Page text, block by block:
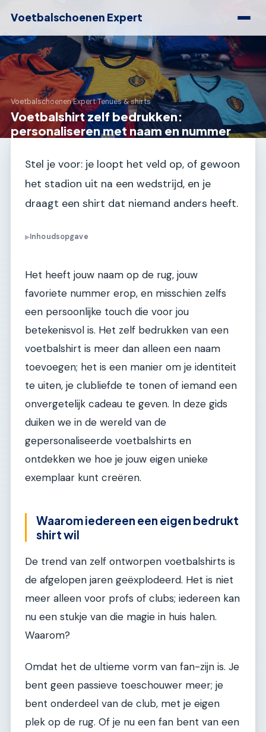
Voetbalschoenen Expert
Voetbalschoenen Expert›Tenues & shirts
Voetbalshirt zelf bedrukken:
personaliseren met naam en nummer
Stel je voor: je loopt het veld op, of gewoon
het stadion uit na een wedstrijd, en je
draagt een shirt dat niemand anders heeft.
▶Inhoudsopgave
Het heeft jouw naam op de rug, jouw
favoriete nummer erop, en misschien zelfs
een persoonlijke touch die voor jou
betekenisvol is. Het zelf bedrukken van een
voetbalshirt is meer dan alleen een naam
toevoegen; het is een manier om je identiteit
te uiten, je clubliefde te tonen of iemand een
onvergetelijk cadeau te geven. In deze gids
duiken we in de wereld van de
gepersonaliseerde voetbalshirts en
ontdekken we hoe je jouw eigen unieke
exemplaar kunt creëren.
Waarom iedereen een eigen bedrukt
shirt wil
De trend van zelf ontworpen voetbalshirts is
de afgelopen jaren geëxplodeerd. Het is niet
meer alleen voor profs of clubs; iedereen kan
nu een stukje van die magie in huis halen.
Waarom?
Omdat het de ultieme vorm van fan-zijn is. Je
bent geen passieve toeschouwer meer; je
bent onderdeel van de club, met je eigen
plek op de rug. Of je nu een fan bent van een